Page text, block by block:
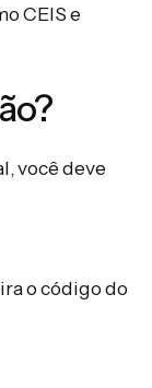
CEIS e
você deve
o código do